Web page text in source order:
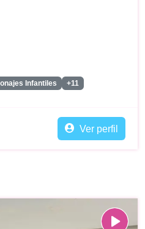
Infantiles +11
Ver perfil